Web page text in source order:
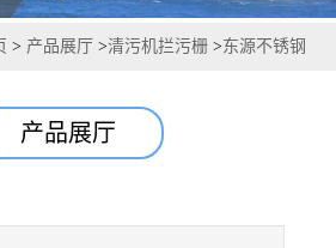
> 产品展厅 >清污机拦污栅 >东源不锈钢
产品展厅